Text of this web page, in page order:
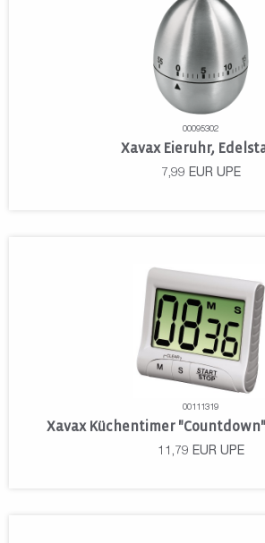
00095302
Xavax Eieruhr,
7,99 EUR UPE
00111319
Xavax Küchentimer
11,79 EUR UPE